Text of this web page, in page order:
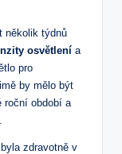
několik týdnů
osvětlení ⁣a
pro⁤
by mělo být
roční období a
zdravotně v